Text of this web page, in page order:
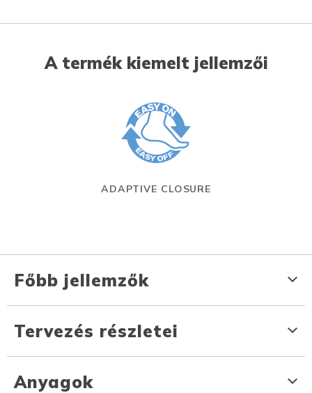
A termék kiemelt jellemzői
ADAPTIVE CLOSURE
Főbb jellemzők
Tervezés részletei
Anyagok